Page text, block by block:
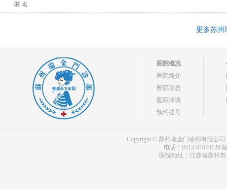
匿 名
更多苏州
医院概况
医院简介
医院动态
医院环境
预约挂号
Copyright © 苏州瑞金门诊部有限公司
电话：0512-67073120
医院地址：江苏省苏州